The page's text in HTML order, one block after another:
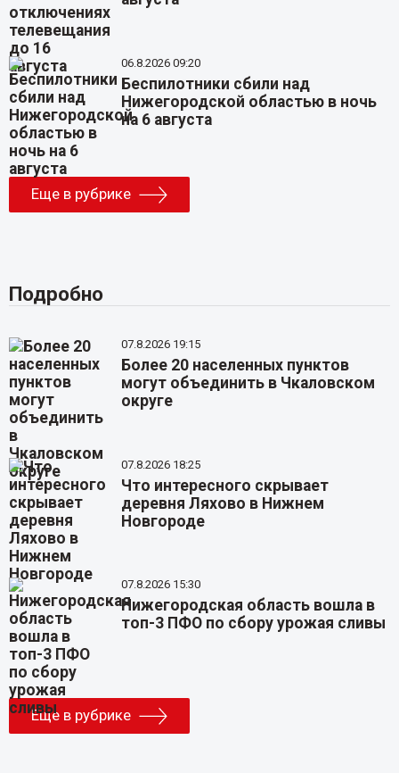
06.8.2026 09:20
Беспилотники сбили над
Нижегородской областью в ночь
на 6 августа
Еще в рубрике
Подробно
07.8.2026 19:15
Более 20 населенных пунктов
могут объединить в Чкаловском
округе
07.8.2026 18:25
Что интересного скрывает
деревня Ляхово в Нижнем
Новгороде
07.8.2026 15:30
Нижегородская область вошла в
топ-3 ПФО по сбору урожая сливы
Еще в рубрике